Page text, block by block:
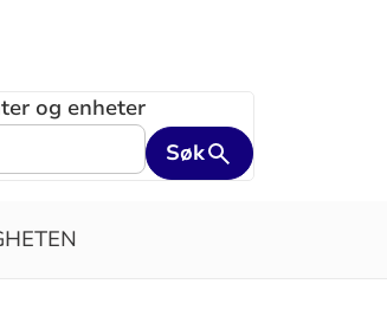
og enheter
Søk